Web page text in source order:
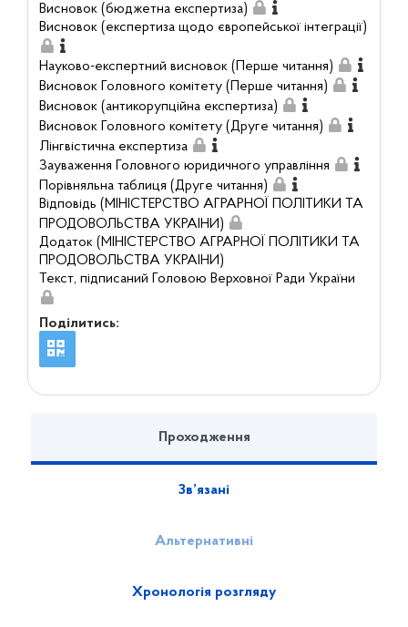
Висновок (бюджетна експертиза)
Висновок (експертиза щодо європейської інтеграції)
Науково-експертний висновок (Перше читання)
Висновок Головного комітету (Перше читання)
Висновок (антикорупційна експертиза)
Висновок Головного комітету (Друге читання)
Лінгвістична експертиза
Зауваження Головного юридичного управління
Порівняльна таблиця (Друге читання)
Відповідь (МІНІСТЕРСТВО АГРАРНОЇ ПОЛІТИКИ ТА
ПРОДОВОЛЬСТВА УКРАІНИ)
Додаток (МІНІСТЕРСТВО АГРАРНОЇ ПОЛІТИКИ ТА
ПРОДОВОЛЬСТВА УКРАІНИ)
Текст, підписаний Головою Верховної Ради України
Поділитись:
Проходження
Зв’язані
Альтернативні
Хронологія розгляду